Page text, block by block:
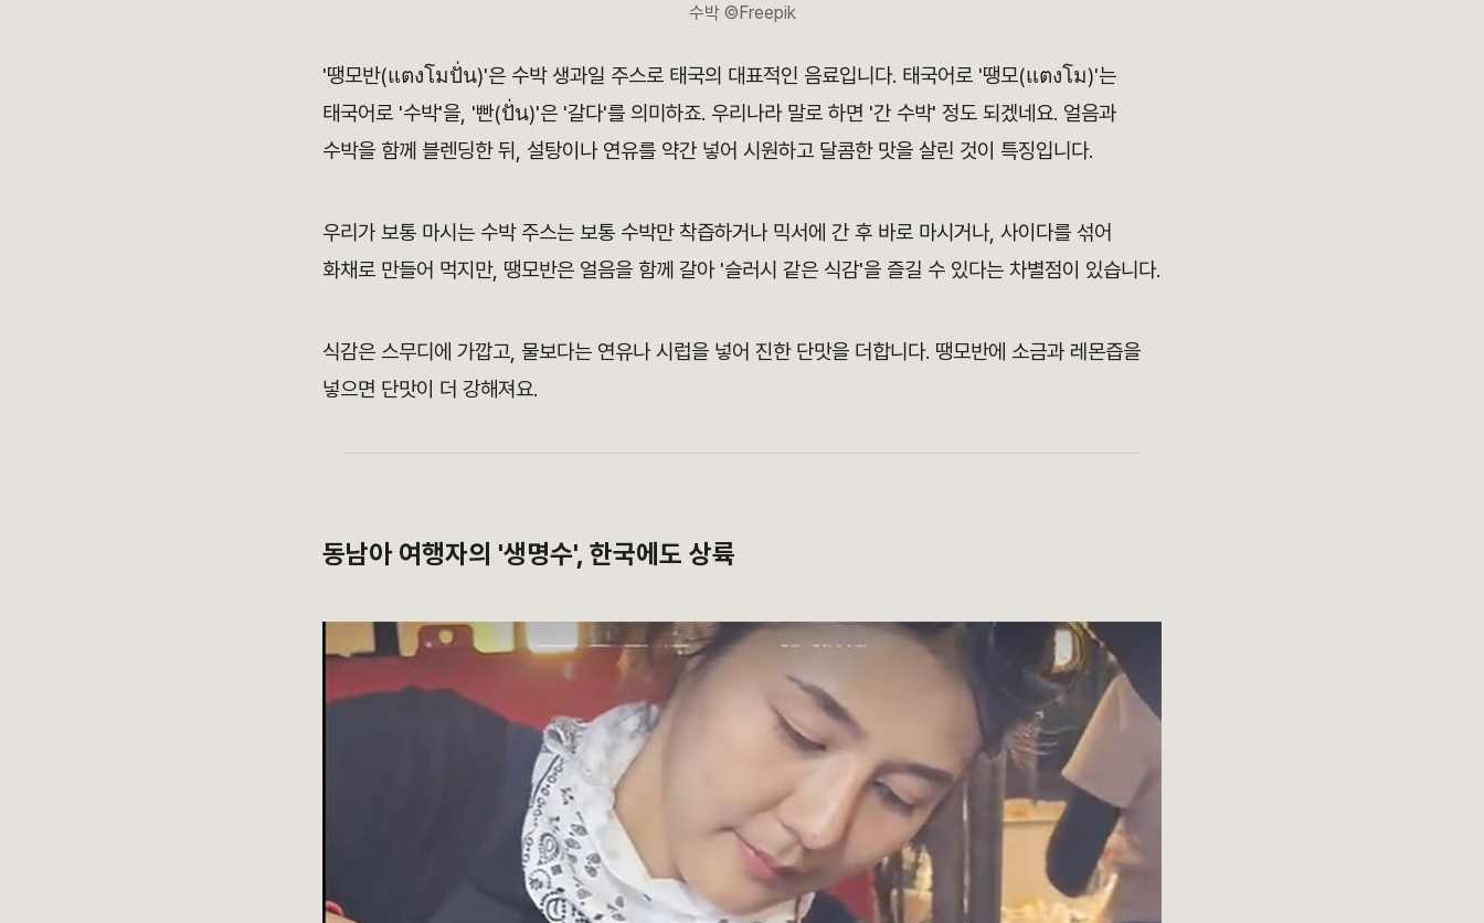
수박 ©Freepik
'땡모반(แตงโมปั่น)'은 수박 생과일 주스로 태국의 대표적인 음료입니다. 태국어로 '땡모(แตงโม)'는
태국어로 '수박'을, '빤(ปั่น)'은 '갈다'를 의미하죠. 우리나라 말로 하면 '간 수박' 정도 되겠네요. 얼음과
수박을 함께 블렌딩한 뒤, 설탕이나 연유를 약간 넣어 시원하고 달콤한 맛을 살린 것이 특징입니다.
우리가 보통 마시는 수박 주스는 보통 수박만 착즙하거나 믹서에 간 후 바로 마시거나, 사이다를 섞어
화채로 만들어 먹지만, 땡모반은 얼음을 함께 갈아 '슬러시 같은 식감'을 즐길 수 있다는 차별점이 있습니다.
식감은 스무디에 가깝고, 물보다는 연유나 시럽을 넣어 진한 단맛을 더합니다. 땡모반에 소금과 레몬즙을
넣으면 단맛이 더 강해져요.
동남아 여행자의 '생명수', 한국에도 상륙